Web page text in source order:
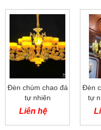
Đèn chùm chao đá
tự nhiên
Liên hệ
Đèn
tự